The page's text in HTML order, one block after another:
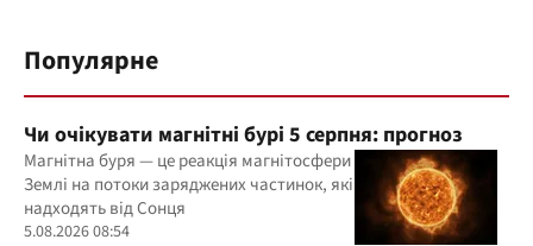
Популярне
Чи очікувати магнітні бурі 5 серпня: прогноз
Магнітна буря — це реакція магнітосфери
Землі на потоки заряджених частинок, які
надходять від Сонця
5.08.2026 08:54